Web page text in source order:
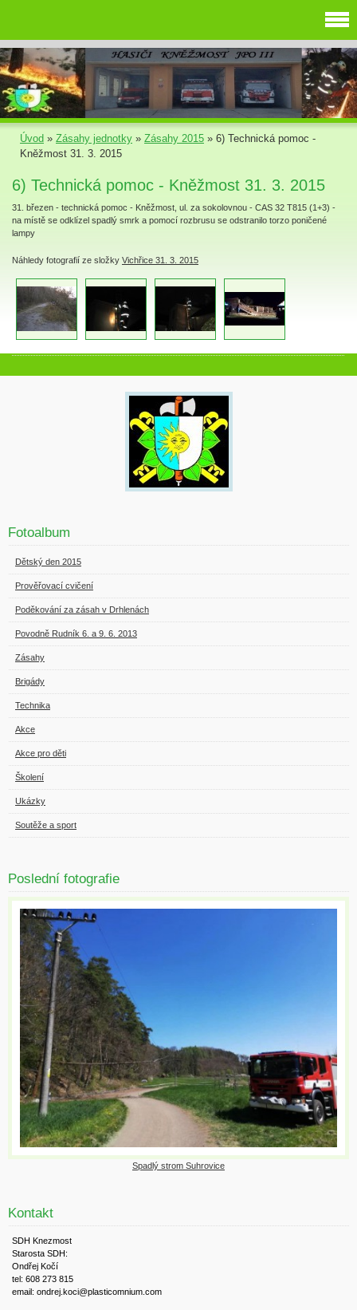
Úvod » Zásahy jednotky » Zásahy 2015 » 6) Technická pomoc -
Kněžmost 31. 3. 2015
6) Technická pomoc - Kněžmost 31. 3. 2015
31. březen - technická pomoc - Kněžmost, ul. za sokolovnou - CAS 32 T815 (1+3) -
na místě se odklízel spadlý smrk a pomocí rozbrusu se odstranilo torzo poničené
lampy
Náhledy fotografií ze složky Vichřice 31. 3. 2015
Fotoalbum
Dětský den 2015
Prověřovací cvičení
Poděkování za zásah v Drhlenách
Povodně Rudník 6. a 9. 6. 2013
Zásahy
Brigády
Technika
Akce
Akce pro děti
Školení
Ukázky
Soutěže a sport
Poslední fotografie
Spadlý strom Suhrovice
Kontakt
SDH Knezmost
Starosta SDH:
Ondřej Kočí
tel: 608 273 815
email: ondrej.koci@plasticomnium.com